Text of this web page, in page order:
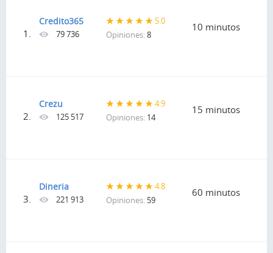
1.
Credito365
79 736
5.0
Opiniones:8
10 minutos
2.
Crezu
125 517
4.9
Opiniones: 14
15 minutos
3.
Dineria
221 913
4.8
Opiniones: 59
60 minutos